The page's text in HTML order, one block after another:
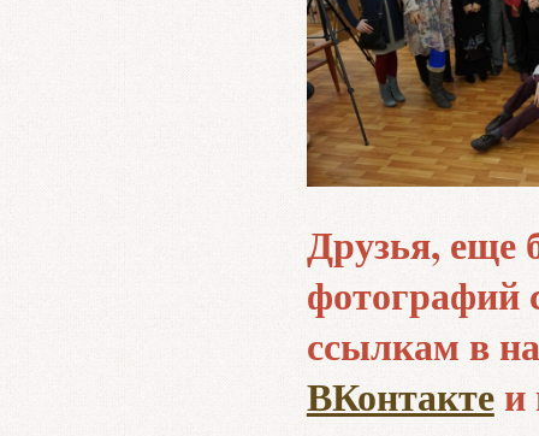
Друзья, еще
фотографий
ссылкам в
ВКонтактеи